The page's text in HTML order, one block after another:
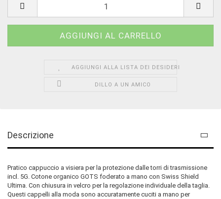
AGGIUNGI ALLA LISTA DEI DESIDERI
DILLO A UN AMICO
Descrizione
Pratico cappuccio a visiera per la protezione dalle torri di trasmissione
incl. 5G. Cotone organico GOTS foderato a mano con Swiss Shield
Ultima. Con chiusura in velcro per la regolazione individuale della taglia.
Questi cappelli alla moda sono accuratamente cuciti a mano per